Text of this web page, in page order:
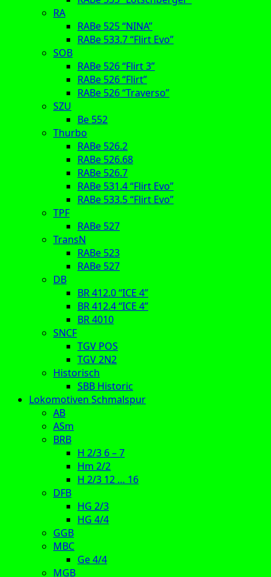
RA
RABe 525 “NINA”
RABe 533.7 “Flirt Evo”
SOB
RABe 526 “Flirt 3”
RABe 526 “Flirt”
RABe 526 “Traverso”
SZU
Be 552
Thurbo
RABe 526.2
RABe 526.68
RABe 526.7
RABe 531.4 “Flirt Evo”
RABe 533.5 “Flirt Evo”
TPF
RABe 527
TransN
RABe 523
RABe 527
DB
BR 412.0 “ICE 4”
BR 412.4 “ICE 4”
BR 4010
SNCF
TGV POS
TGV 2N2
Historisch
SBB Historic
Lokomotiven Schmalspur
AB
ASm
BRB
H 2/3 6 – 7
Hm 2/2
H 2/3 12 … 16
DFB
HG 2/3
HG 4/4
GGB
MBC
Ge 4/4
MGB